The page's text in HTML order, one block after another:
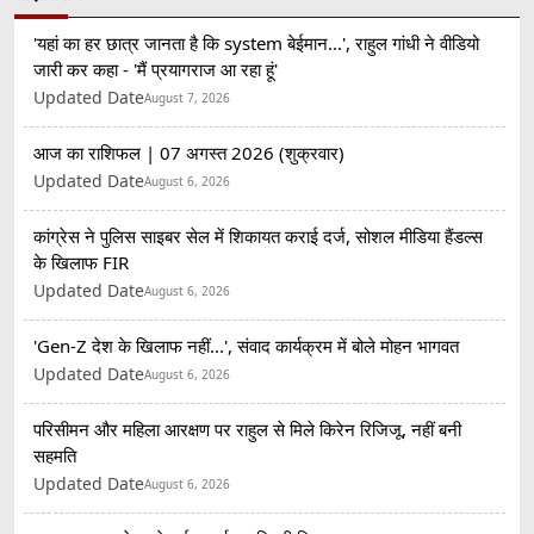
'यहां का हर छात्र जानता है कि system बेईमान...', राहुल गांधी ने वीडियो
जारी कर कहा - 'मैं प्रयागराज आ रहा हूं'
Updated DateAugust 7, 2026
आज का राशिफल | 07 अगस्त 2026 (शुक्रवार)
Updated DateAugust 6, 2026
कांग्रेस ने पुलिस साइबर सेल में शिकायत कराई दर्ज, सोशल मीडिया हैंडल्स
के खिलाफ FIR
Updated DateAugust 6, 2026
'Gen-Z देश के खिलाफ नहीं...', संवाद कार्यक्रम में बोले मोहन भागवत
Updated DateAugust 6, 2026
परिसीमन और महिला आरक्षण पर राहुल से मिले किरेन रिजिजू, नहीं बनी
सहमति
Updated DateAugust 6, 2026